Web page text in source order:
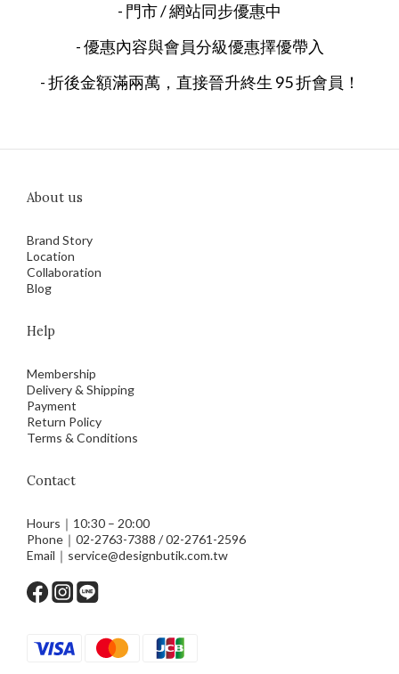
- 門市 / 網站同步優惠中
- 優惠內容與會員分級優惠擇優帶入
- 折後金額滿兩萬，直接晉升終生 95 折會員！
About us
Brand Story
Location
Collaboration
Blog
Help
Membership
Delivery & Shipping
Payment
Return Policy
Terms & Conditions
Contact
Hours｜10:30 – 20:00
Phone｜02-2763-7388 / 02-2761-2596
Email｜service@designbutik.com.tw